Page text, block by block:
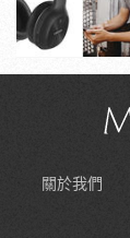
關於我們